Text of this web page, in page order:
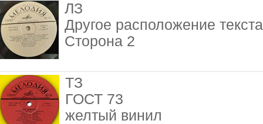
ЛЗ
Другое расположение текста
Сторона 2
ТЗ
ГОСТ 73
желтый винил